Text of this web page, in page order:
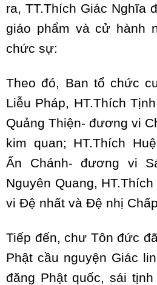
ra, TT.Thích Giác Nghĩa
giáo phẩm và cử hành
chức sự:
Theo đó, Ban tổ chức
Liễu Pháp, HT.Thích
Quảng Thiện- đương vi
kim quan; HT.Thích
Ấn Chánh- đương vi
Nguyên Quang,
vi Đệ nhất và Đệ nhị
Tiếp đến, chư Tôn đức
Phật cầu nguyện Giác
đăng Phật quốc, sái